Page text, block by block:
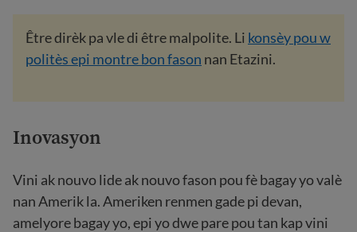
Être dirèk pa vle di être malpolite. Li konsèy pou w
politès epi montre bon fason nan Etazini.
Inovasyon
Vini ak nouvo lide ak nouvo fason pou fè bagay yo valè
nan Amerik la. Ameriken renmen gade pi devan,
amelyore bagay yo, epi yo dwe pare pou tan kap vini